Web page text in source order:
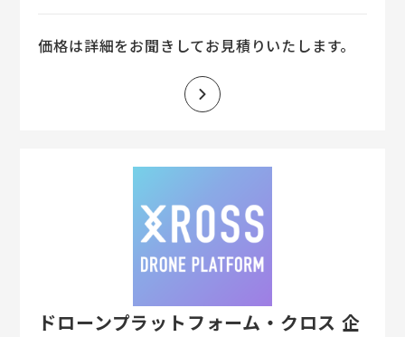
価格は詳細をお聞きしてお見積りいたします。
ドローンプラットフォーム・クロス 企